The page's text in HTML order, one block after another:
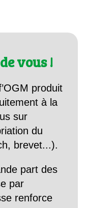
vous !
produit
à la
sur
du
brevet...).
part des
par
renforce